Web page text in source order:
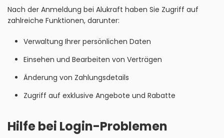
Nach der Anmeldung bei Alukraft haben Sie Zugriff auf
zahlreiche Funktionen, darunter:
Verwaltung Ihrer persönlichen Daten
Einsehen und Bearbeiten von Verträgen
Änderung von Zahlungsdetails
Zugriff auf exklusive Angebote und Rabatte
Hilfe bei Login-Problemen